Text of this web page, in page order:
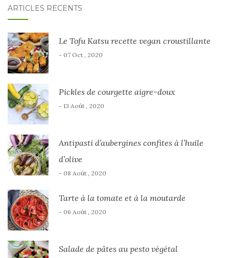
ARTICLES RÉCENTS
Le Tofu Katsu recette vegan croustillante
- 07 Oct , 2020
Pickles de courgette aigre-doux
- 13 Août , 2020
Antipasti d’aubergines confites à l’huile
d’olive
- 08 Août , 2020
Tarte à la tomate et à la moutarde
- 06 Août , 2020
Salade de pâtes au pesto végétal